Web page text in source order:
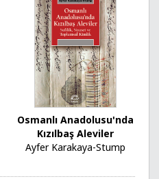
Osmanlı Anadolusu'nda
Kızılbaş Aleviler
Ayfer Karakaya-Stump